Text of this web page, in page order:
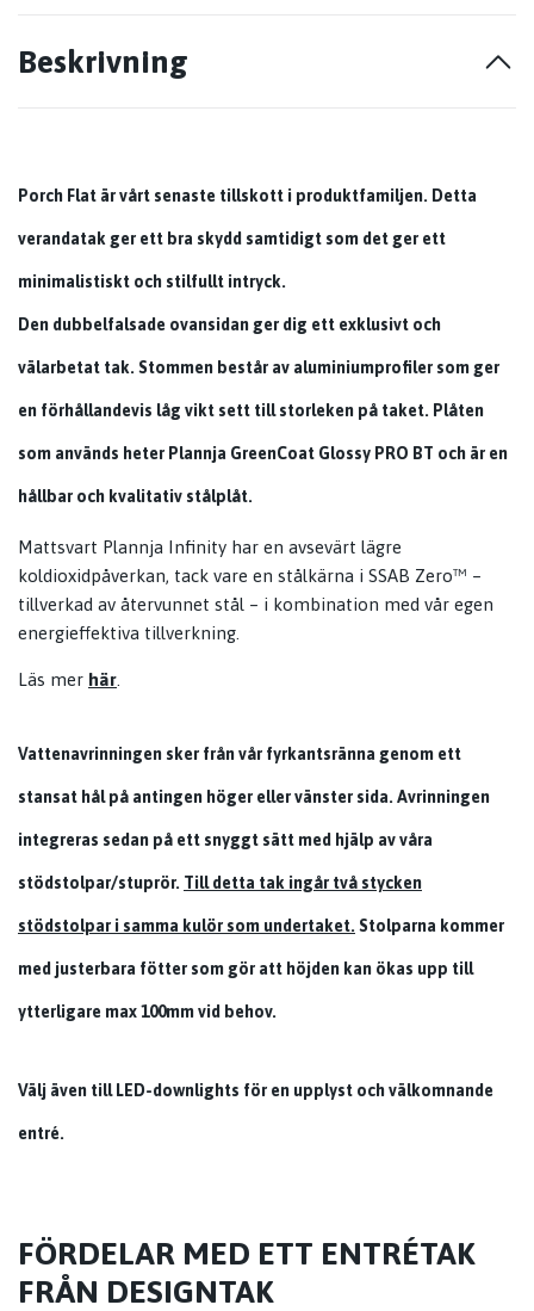
Beskrivning
Porch Flat är vårt senaste tillskott i produktfamiljen. Detta
verandatak ger ett bra skydd samtidigt som det ger ett
minimalistiskt och stilfullt intryck.
Den dubbelfalsade ovansidan ger dig ett exklusivt och
välarbetat tak. Stommen består av aluminiumprofiler som ger
en förhållandevis låg vikt sett till storleken på taket. Plåten
som används heter Plannja GreenCoat Glossy PRO BT och är en
hållbar och kvalitativ stålplåt.
Mattsvart Plannja Infinity har en avsevärt lägre
koldioxidpåverkan, tack vare en stålkärna i SSAB Zero™ –
tillverkad av återvunnet stål – i kombination med vår egen
energieffektiva tillverkning.
Läs mer här
Vattenavrinningen sker från vår fyrkantsränna genom ett
stansat hål på antingen höger eller vänster sida. Avrinningen
integreras sedan på ett snyggt sätt med hjälp av våra
stödstolpar/stuprör. Till detta tak ingår två stycken
stödstolpar i samma kulör som undertaket. Stolparna kommer
med justerbara fötter som gör att höjden kan ökas upp till
ytterligare max 100mm vid behov.
Välj även till LED-downlights för en upplyst och välkomnande
entré.
FÖRDELAR MED ETT ENTRÉTAK
FRÅN DESIGNTAK